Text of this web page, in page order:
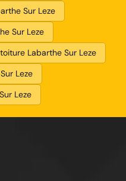
Sur Leze
Sur Leze
Labarthe Sur Leze
Leze
Leze